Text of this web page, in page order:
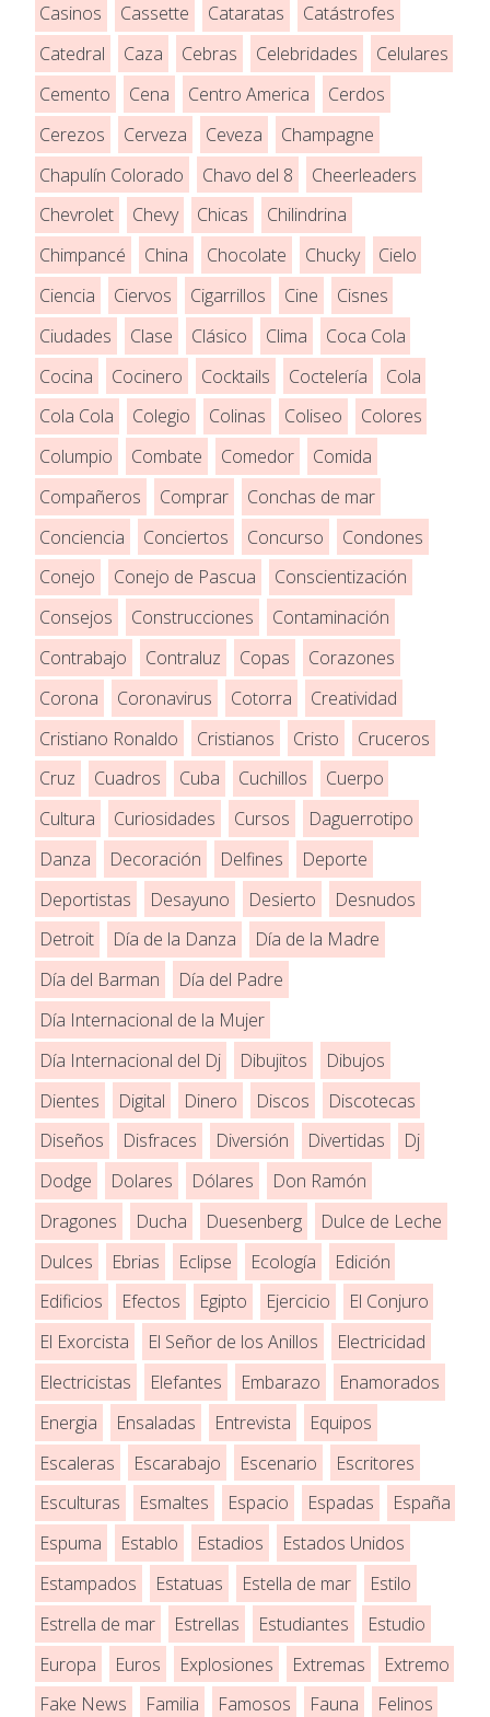
Casinos
Cassette Cataratas
Catástrofes
Catedral
Caza Cebras Celebridades
Celulares
Cemento
Cena Centro America
Cerdos
Cerezos
Cerveza Ceveza
Champagne
Chapulín Colorado
Chavo del 8
Cheerleaders
Chevrolet
Chevy Chicas
Chilindrina
Chimpancé
China Chocolate Chucky
Cielo
Ciencia
Ciervos Cigarrillos Cine
Cisnes
Ciudades
Clase Clásico Clima
Coca Cola
Cocina
Cocinero Cocktails Coctelería
Cola
Cola Cola
Colegio Colinas Coliseo
Colores
Columpio
Combate Comedor
Comida
Compañeros
Comprar
Conchas de mar
Conciencia
Conciertos Concurso
Condones
Conejo
Conejo de Pascua
Conscientización
Consejos
Construcciones
Contaminación
Contrabajo
Contraluz Copas
Corazones
Corona
Coronavirus Cotorra
Creatividad
Cristiano Ronaldo
Cristianos Cristo
Cruceros
Cruz
Cuadros Cuba Cuchillos
Cuerpo
Cultura
Curiosidades Cursos
Daguerrotipo
Danza
Decoración Delfines
Deporte
Deportistas
Desayuno Desierto
Desnudos
Detroit
Día de la Danza
Día de la Madre
Día del Barman
Día del Padre
Día Internacional de la Mujer
Día Internacional del Dj
Dibujitos
Dibujos
Dientes
Digital Dinero Discos
Discotecas
Diseños
Disfraces Diversión Divertidas
Dj
Dodge
Dolares Dólares
Don Ramón
Dragones
Ducha Duesenberg
Dulce de Leche
Dulces
Ebrias Eclipse Ecología
Edición
Edificios
Efectos Egipto Ejercicio
El Conjuro
El Exorcista
El Señor de los Anillos
Electricidad
Electricistas
Elefantes Embarazo
Enamorados
Energia
Ensaladas Entrevista
Equipos
Escaleras
Escarabajo Escenario
Escritores
Esculturas
Esmaltes Espacio Espadas
España
Espuma
Establo Estadios
Estados Unidos
Estampados
Estatuas Estella de mar
Estilo
Estrella de mar
Estrellas Estudiantes
Estudio
Europa
Euros Explosiones Extremas
Extremo
Fake News
Familia Famosos Fauna Felinos